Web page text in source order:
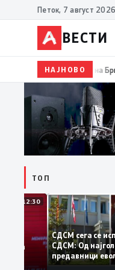
Петок, 7 август 2026
ВЕСТИ
НАЈНОВО10:06
ТОП
12:30
на
СДСМ сега
СДСМ: Од
предавници
најголеми